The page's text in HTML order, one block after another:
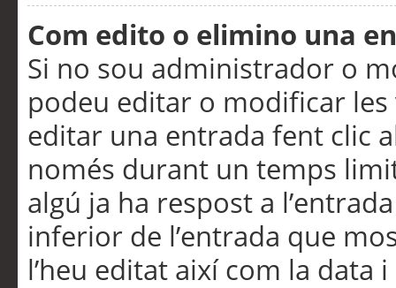
Com edito o elimino una
Si no sou administrador o
podeu editar o modificar
editar una entrada fent clic
només durant un temps
algú ja ha respost a
inferior de l’entrada que
l’heu editat així com la data